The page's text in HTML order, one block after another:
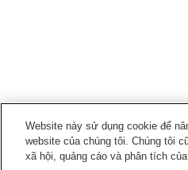
Trang chủ Nhật Bản
Website này sử dụng cookie để
website của chúng tôi. Chúng tôi
xã hội, quảng cáo và phân tích